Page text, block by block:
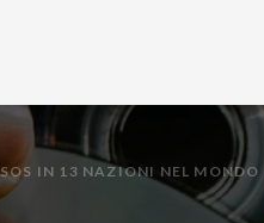
IN 13 NAZIONI NEL MONDO